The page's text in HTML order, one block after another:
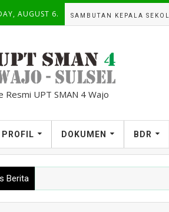
AUGUST 6. SAMBUTAN KEPALA
Resmi UPT SMAN 4 Wajo
PROFIL DOKUMEN BDR
Berita